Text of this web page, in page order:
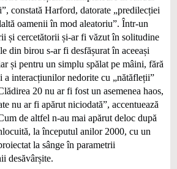
constată Harford, datorate „predilecției
oamenii în mod aleatoriu”. Într-un
și cercetătorii și-ar fi văzut în solitudine
din birou s-ar fi desfășurat în aceeași
și pentru un simplu spălat pe mâini, fără
a interacțiunilor nedorite cu „nătăfleții”
20 nu ar fi fost un asemenea haos,
nu ar fi apărut niciodată”, accentuează
de altfel n-au mai apărut deloc după
la începutul anilor 2000, cu un
la sânge în parametrii
desăvârșite.